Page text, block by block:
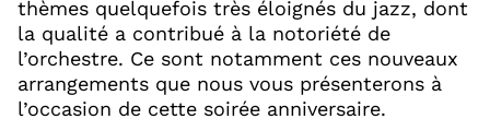
thèmes quelquefois très éloignés du jazz, dont
la qualité a contribué à la notoriété de
l’orchestre. Ce sont notamment ces nouveaux
arrangements que nous vous présenterons à
l’occasion de cette soirée anniversaire.